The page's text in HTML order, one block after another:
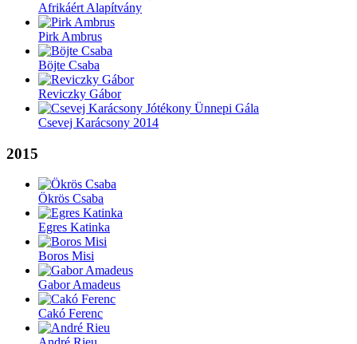
Afrikáért Alapítvány
Pirk Ambrus
Böjte Csaba
Reviczky Gábor
Csevej Karácsony 2014
2015
Ökrös Csaba
Egres Katinka
Boros Misi
Gabor Amadeus
Cakó Ferenc